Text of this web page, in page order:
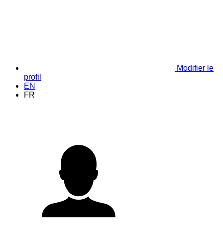
Modifier le
profil
EN
FR